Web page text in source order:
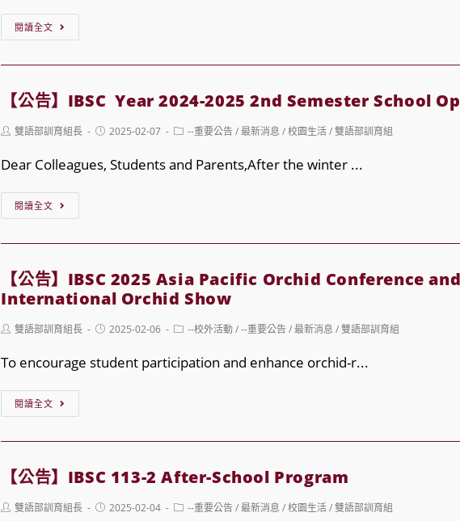
閱讀全文
IBSC
Cancellation
Spanish
Program
Fridays
【公告】IBSC Year 2024-2025 2nd Semester School
Post雙語部訓育組長
Post2025-02-07
Post--重要公告 / 最新消息 / 校園生活 / 雙語部訓育組
Dear Colleagues, Students and Parents,After the winter ...
閱讀全文
IBSC Year
2024-
2025
Semester
School
【公告】IBSC 2025 Asia Pacific Orchid Conference
International Orchid Show
Post雙語部訓育組長
Post2025-02-06
Post--校外活動 / --重要公告 / 最新消息 / 雙語部訓育組
To encourage student participation and enhance orchid-r...
閱讀全文
IBSC 2025
Asia
Orchid
【公告】IBSC 113-2 After-School Program
Post雙語部訓育組長
Post2025-02-04
Post--重要公告 / 最新消息 / 校園生活 / 雙語部訓育組